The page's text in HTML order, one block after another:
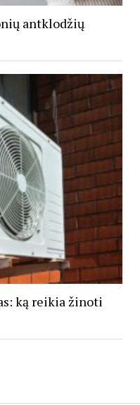
antklodžių
ką reikia žinoti